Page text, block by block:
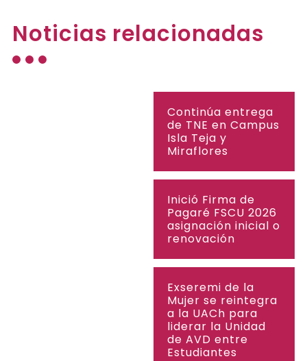
Noticias relacionadas
Continúa entrega
de TNE en Campus
Isla Teja y
Miraflores
Inició Firma de
Pagaré FSCU 2026
asignación inicial o
renovación
Exseremi de la
Mujer se reintegra
a la UACh para
liderar la Unidad
de AVD entre
Estudiantes